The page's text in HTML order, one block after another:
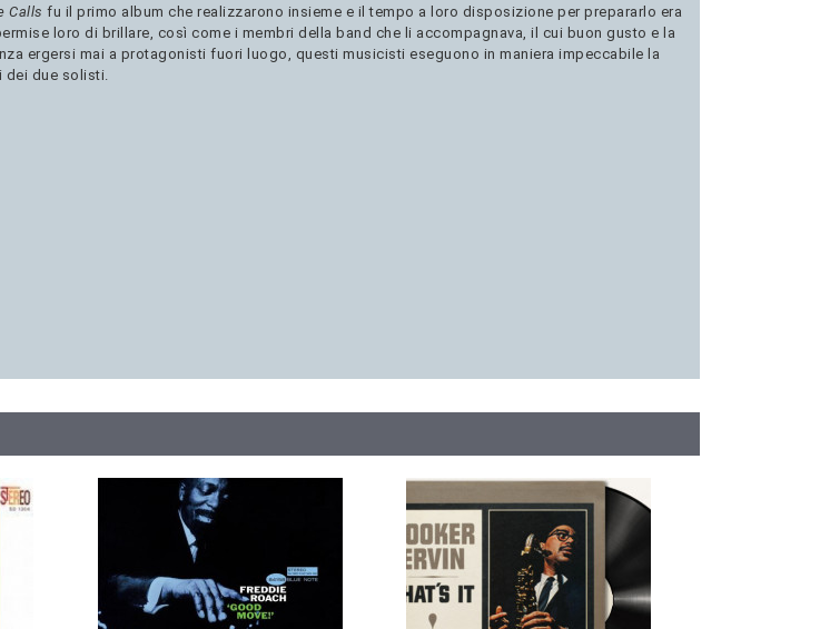
Calls fu il primo album che realizzarono insieme e il tempo a loro disposizione per prepararlo era
loro di brillare, così come i membri della band che li accompagnava, il cui buon gusto e la
ergersi mai a protagonisti fuori luogo, questi musicisti eseguono in maniera impeccabile la
dei due solisti.